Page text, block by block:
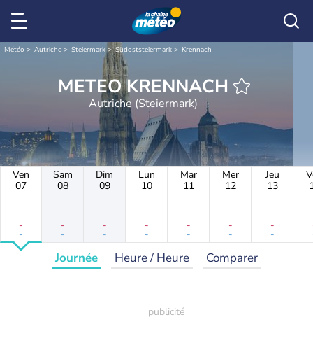
Météo Autriche Steiermark Südoststeiermark Krennach
METEO KRENNACH
Autriche (Steiermark)
Ven
07
-
-
Sam
08
-
-
Dim
09
-
-
Lun
10
-
-
Mar
11
-
-
Mer
12
-
-
Jeu
13
-
-
Journée Heure / Heure Comparer